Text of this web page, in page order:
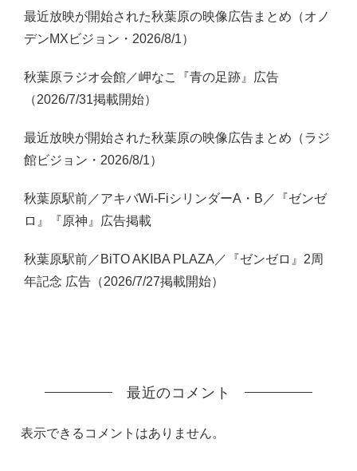
最近放映が開始された秋葉原の映像広告まとめ（オノ
デンMXビジョン・2026/8/1）
秋葉原ラジオ会館／岬なこ『青の足跡』広告
（2026/7/31掲載開始）
最近放映が開始された秋葉原の映像広告まとめ（ラジ
館ビジョン・2026/8/1）
秋葉原駅前／アキバWi-FiシリンダーA・B／『ゼンゼ
ロ』『原神』広告掲載
秋葉原駅前／BiTO AKIBA PLAZA／『ゼンゼロ』2周
年記念 広告（2026/7/27掲載開始）
最近のコメント
表示できるコメントはありません。